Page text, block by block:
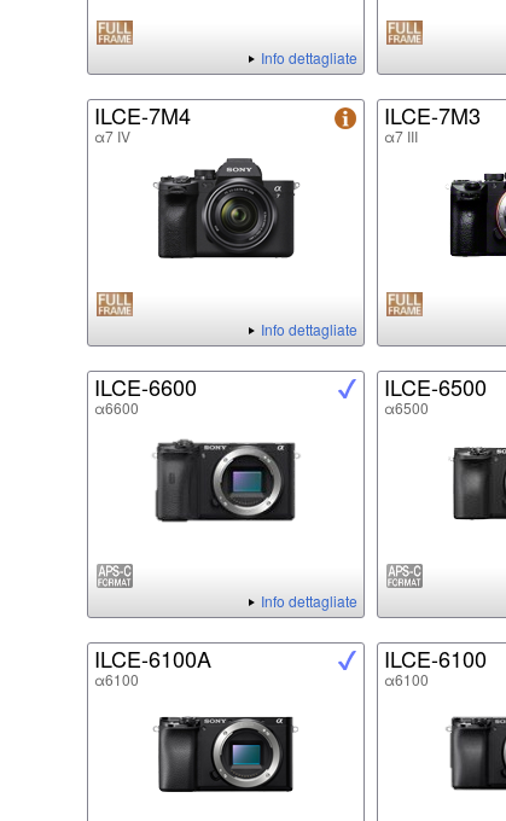
Info dettagliate
ILCE-7M4
α7 IV
Info dettagliate
ILCE-7M3
α7 III
ILCE-6600
α6600
Info dettagliate
ILCE-6500
α6500
ILCE-6100A
α6100
ILCE-6100
α6100